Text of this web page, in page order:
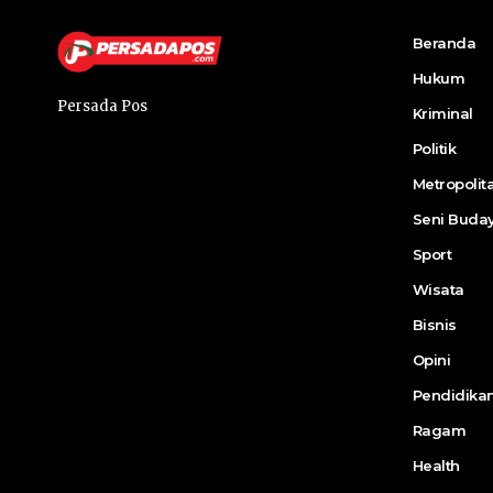
Persada Pos
Beranda
Hukum
Kriminal
Politik
Seni
Sport
Wisata
Bisnis
Opini
Ragam
Health